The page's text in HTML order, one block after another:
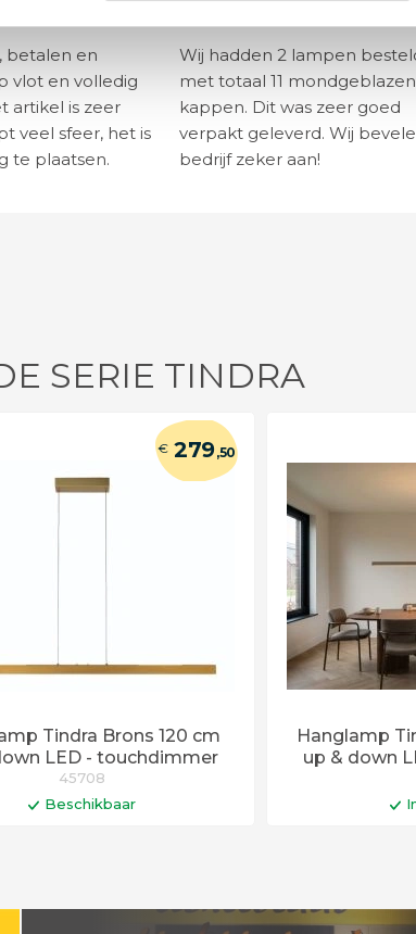
betalen en
vlot en volledig
artikel is zeer
veel sfeer, het is
te plaatsen.
Wij hadden 2 lampen
met totaal 11 mondgeblazen
kappen. Dit was zeer goed
verpakt geleverd. Wij
bedrijf zeker aan!
SERIE TINDRA
Tindra Brons 120 cm
LED - touchdimmer
€279,50
45708
Beschikbaar
Hanglamp
up & down